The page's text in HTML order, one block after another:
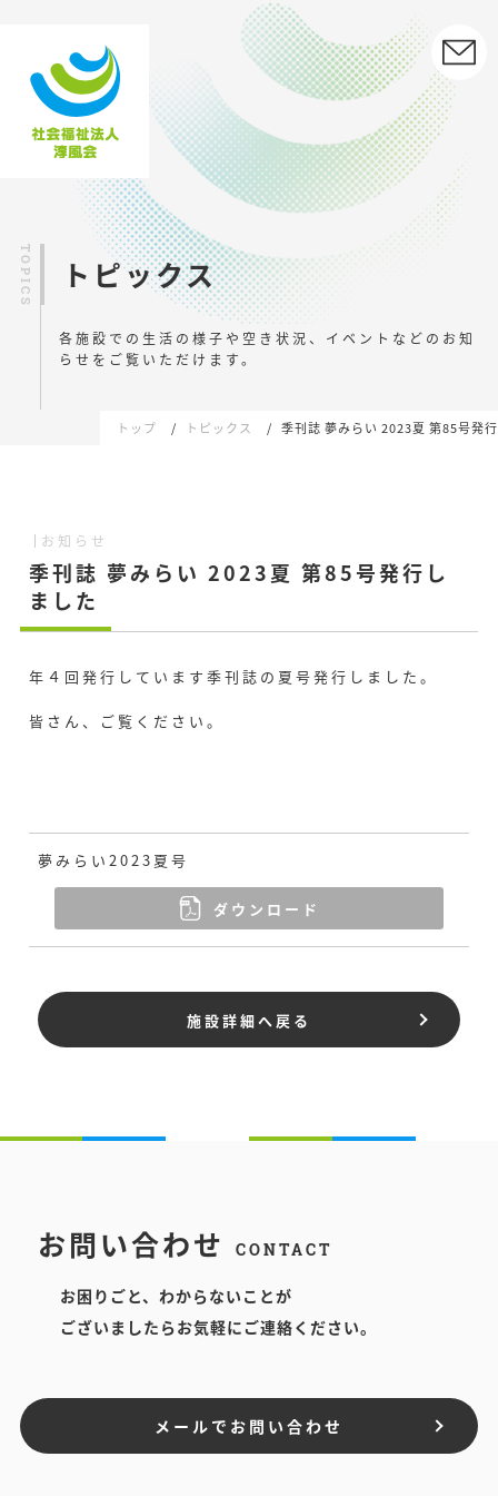
トピックス
各施設での生活の様子や空き状況、イベントなどの お知
らせをご覧いただけます。
トップ トピックス 季刊誌 夢みらい 2023夏 第85号発
お知らせ
季刊誌 夢みらい 2023夏 第85号発行し
ました
年４回発行しています季刊誌の夏号発行しました。
皆さん、ご覧ください。
夢みらい2023夏号
ダウンロード
施設詳細へ戻る
お問い合わせ CONTACT
お困りごと、わからないことが
ございましたらお気軽にご連絡ください。
メールでお問い合わせ